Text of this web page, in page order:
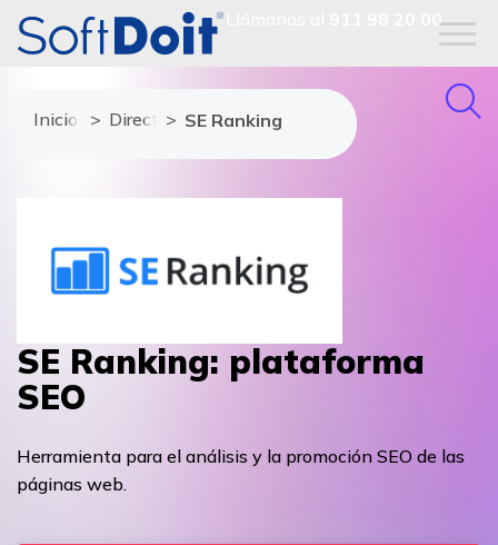
911 98 20 00
Inicio Directorio de proveedores
SE Ranking
SE Ranking: plataforma
SEO
Herramienta para el análisis y la promoción SEO de las
páginas web.